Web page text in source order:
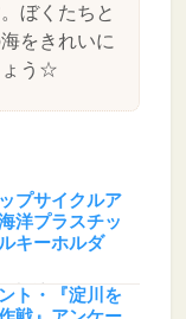
ぼくたちと
をきれいに
ょう☆
プサイクルア
洋プラスチッ
キーホルダ
(大阪府)
ト・『淀川を